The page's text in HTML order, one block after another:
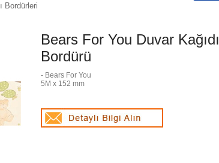
Bordürleri
Bears For You Duvar Kağıdı
Bordürü
- Bears For You
5M x 152 mm